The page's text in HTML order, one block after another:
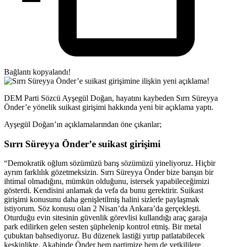
Bağlantı kopyalandı!
DEM Parti Sözcü Ayşegül Doğan, hayatını kaybeden Sırrı Süreyya
Önder’e yönelik suikast girişimi hakkında yeni bir açıklama yaptı.
Ayşegül Doğan’ın açıklamalarından öne çıkanlar;
Sırrı Süreyya Önder’e suikast girişimi
“Demokratik oğlum sözümüzü barış sözümüzü yineliyoruz. Hiçbir
ayrım farklılık gözetmeksizin. Sırrı Süreyya Önder bize barışın bir
ihtimal olmadığını, mümkün olduğunu, istersek yapabileceğimizi
gösterdi. Kendisini anlamak da vefa da bunu gerektirir. Suikast
girişimi konusunu daha genişletilmiş halini sizlerle paylaşmak
istiyorum. Söz konusu olan 2 Nisan’da Ankara’da gerçekleşti.
Oturduğu evin sitesinin güvenlik görevlisi kullandığı araç garaja
park edilirken gelen sesten şüphelenip kontrol etmiş. Bir metal
çubuktan bahsediyoruz. Bu düzenek lastiği yırtıp patlatabilecek
keskinlikte. Akabinde Önder hem partimize hem de yetkililere